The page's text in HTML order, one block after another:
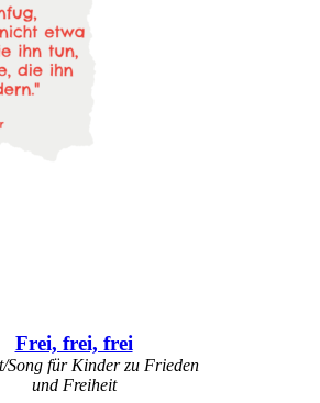
Frei, frei, frei
Song für Kinder zu Frieden
und Freiheit